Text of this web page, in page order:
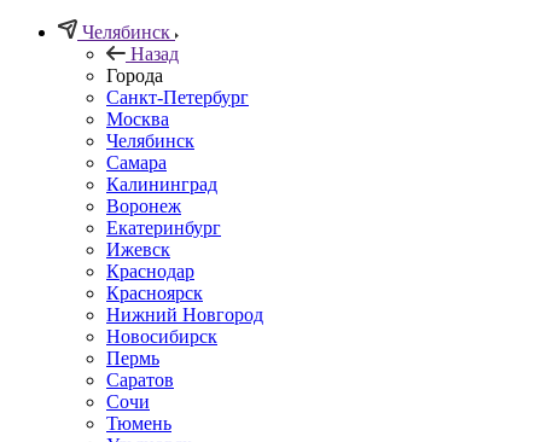
Челябинск
Назад
Города
Санкт-Петербург
Москва
Челябинск
Самара
Калининград
Воронеж
Екатеринбург
Ижевск
Краснодар
Красноярск
Нижний Новгород
Новосибирск
Пермь
Саратов
Сочи
Тюмень